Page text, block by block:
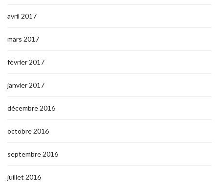
avril 2017
mars 2017
février 2017
janvier 2017
décembre 2016
octobre 2016
septembre 2016
juillet 2016